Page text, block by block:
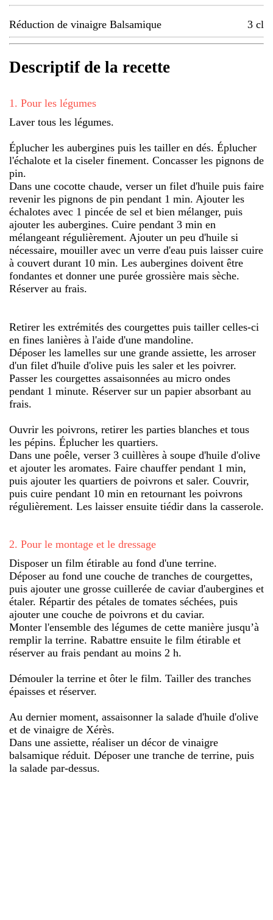
Réduction de vinaigre Balsamique 3 cl
Descriptif de la recette
1 . Pour les légumes
Laver tous les légumes.
Éplucher les aubergines puis les tailler en dés. Éplucher
l'échalote et la ciseler finement. Concasser les pignons de
pin.
Dans une cocotte chaude, verser un filet d'huile puis faire
revenir les pignons de pin pendant 1 min. Ajouter les
échalotes avec 1 pincée de sel et bien mélanger, puis
ajouter les aubergines. Cuire pendant 3 min en
mélangeant régulièrement. Ajouter un peu d'huile si
nécessaire, mouiller avec un verre d'eau puis laisser cuire
à couvert durant 10 min. Les aubergines doivent être
fondantes et donner une purée grossière mais sèche.
Réserver au frais.
Retirer les extrémités des courgettes puis tailler celles-ci
en fines lanières à l'aide d'une mandoline.
Déposer les lamelles sur une grande assiette, les arroser
d'un filet d'huile d'olive puis les saler et les poivrer.
Passer les courgettes assaisonnées au micro ondes
pendant 1 minute. Réserver sur un papier absorbant au
frais.
Ouvrir les poivrons, retirer les parties blanches et tous
les pépins. Éplucher les quartiers.
Dans une poêle, verser 3 cuillères à soupe d'huile d'olive
et ajouter les aromates. Faire chauffer pendant 1 min,
puis ajouter les quartiers de poivrons et saler. Couvrir,
puis cuire pendant 10 min en retournant les poivrons
régulièrement. Les laisser ensuite tiédir dans la casserole.
2. Pour le montage et le dressage
Disposer un film étirable au fond d'une terrine.
Déposer au fond une couche de tranches de courgettes,
puis ajouter une grosse cuillerée de caviar d'aubergines et
étaler. Répartir des pétales de tomates séchées, puis
ajouter une couche de poivrons et du caviar.
Monter l'ensemble des légumes de cette manière jusqu’à
remplir la terrine. Rabattre ensuite le film étirable et
réserver au frais pendant au moins 2 h.
Démouler la terrine et ôter le film. Tailler des tranches
épaisses et réserver.
Au dernier moment, assaisonner la salade d'huile d'olive
et de vinaigre de Xérès.
Dans une assiette, réaliser un décor de vinaigre
balsamique réduit. Déposer une tranche de terrine, puis
la salade par-dessus.